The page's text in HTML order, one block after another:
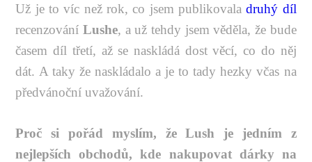
Už je to víc než rok, co jsem publikovaladruhý díl
recenzováníLushe, a už tehdy jsem věděla, že bude
časem díl třetí, až se naskládá dost věcí, co do něj
dát. A taky že naskládalo a je to tady hezky včas na
předvánoční uvažování.
Proč si pořád myslím, že Lush je jedním z
nejlepších obchodů, kde nakupovat dárky na